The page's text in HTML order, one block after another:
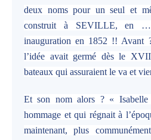
deux noms pour un seul et
construit à SEVILLE, en
inauguration en 1852 !! Avant
l’idée avait germé dès le
bateaux qui assuraient le va et
Et son nom alors ? «
hommage et qui régnait à
maintenant, plus